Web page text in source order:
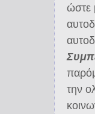
ώστε
την